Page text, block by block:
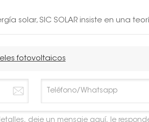
solar, SIC SOLAR insiste en una
fotovoltaicos